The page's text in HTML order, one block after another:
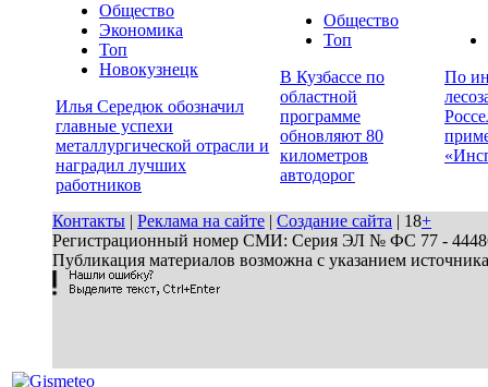
Общество
Экономика
Топ
Новокузнецк
Илья Середюк обозначил
главные успехи
металлургической отрасли и
наградил лучших
работников
Общество
Топ
В Кузбассе по
областной
программе
обновляют 80
километров
автодорог
По
Контакты | Реклама на сайте | Создание сайта | 18+
Регистрационный номер СМИ: Серия ЭЛ № ФС 77 - 44486
Публикация материалов возможна с указанием